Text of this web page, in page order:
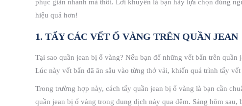
phục giãn nhanh mà thôi. Lời khuyên là bạn hãy lựa chọn đúng
hiệu quả hơn!
1. TẨY CÁC VẾT Ố VÀNG TRÊN QUẦN JEAN
Tại sao quần jean bị ố vàng? Nếu bạn để những vết bẩn trên
Lúc này vết bẩn đã ăn sâu vào từng thớ vải, khiến quá trình tẩy
Trong trường hợp này, cách tẩy quần jean bị ố vàng là bạn cần
quần jean bị ố vàng trong dung dịch này qua đêm. Sáng hôm